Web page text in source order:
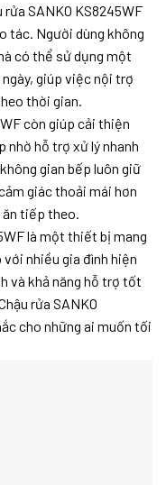
SANKO KS8245WF
tác. Người dùng không
có thể sử dụng một
giúp việc nội trợ
thời gian.
còn giúp cải thiện
hỗ trợ xử lý nhanh
gian bếp luôn giữ
giác thoải mái hơn
tiếp theo.
là một thiết bị mang
nhiều gia đình hiện
và khả năng hỗ trợ tốt
rửa SANKO
cho những ai muốn tối